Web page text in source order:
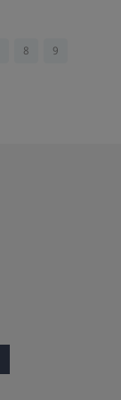
8
9